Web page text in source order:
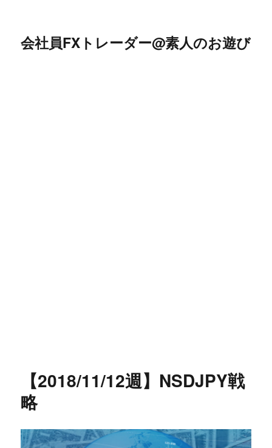
会社員FXトレーダー@素人のお遊び
【2018/11/12週】NSDJPY戦
略